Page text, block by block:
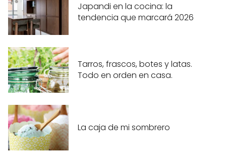
Japandi en la cocina: la
tendencia que marcará 2026
Tarros, frascos, botes y latas.
Todo en orden en casa.
La caja de mi sombrero